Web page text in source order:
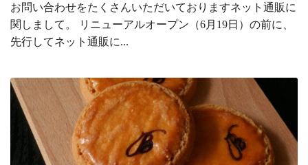
お問い合わせをたくさんいただいておりますネット通販に
関しまして。 リニューアルオープン（6月19日）の前に、
先行してネット通販に...